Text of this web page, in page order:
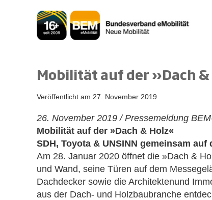
Mobilität auf der »Dach
Veröffentlicht am 27. November 2019
26. November 2019 / Pressemeldung
Mobilität auf der »Dach & Holz«
SDH, Toyota & UNSINN gemeinsam
Am 28. Januar 2020 öffnet die »Dach &
und Wand, seine Türen auf dem
Dachdecker sowie die Architektenund
aus der Dach- und Holzbaubranche